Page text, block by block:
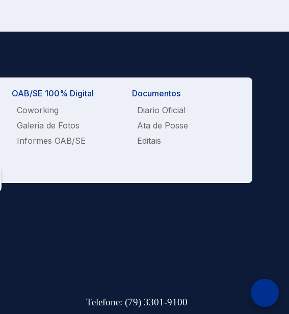
OAB/SE 100% Digital
Coworking
Galeria de Fotos
Informes OAB/SE
Documentos
Diario Oficial
Ata de Posse
Editais
Telefone: (79) 3301-9100